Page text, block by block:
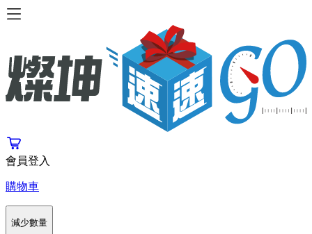
會員登入
購物車
減少數量